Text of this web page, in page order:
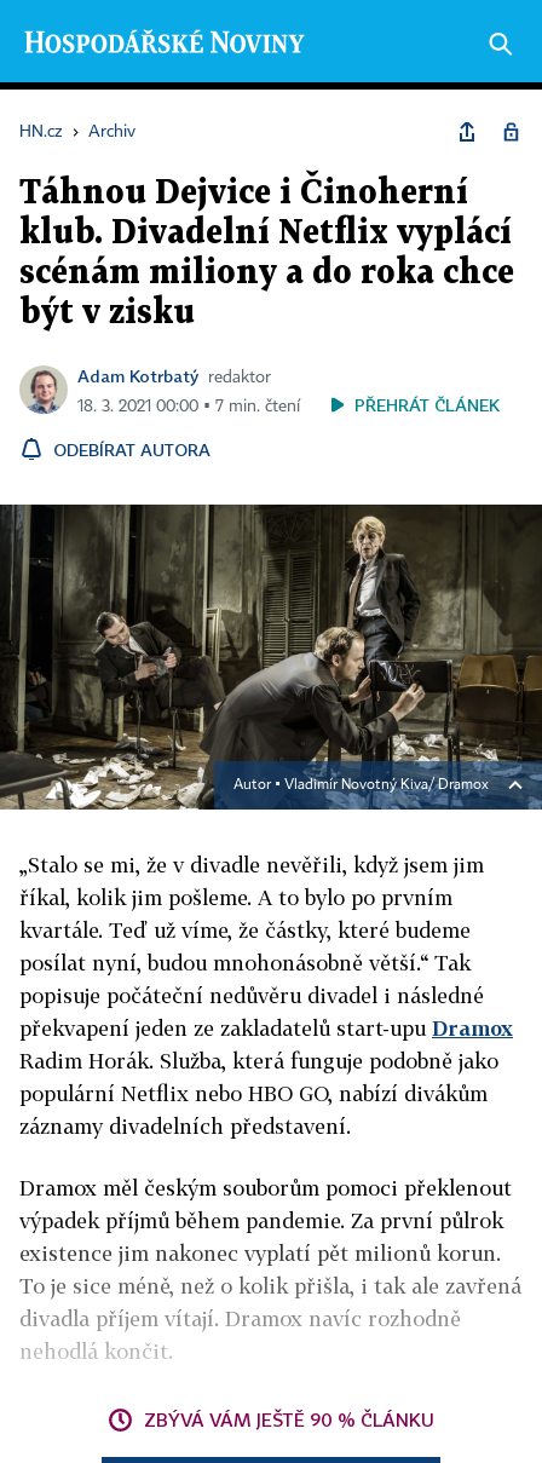
HN.cz › Archiv
Táhnou Dejvice i Činoherní
klub. Divadelní Netflix vyplácí
scénám miliony a do roka chce
být v zisku
Adam Kotrbatý
redaktor
18. 3. 2021 00:00 ▪ 7 min. čtení
PŘEHRÁT ČLÁNEK
ODEBÍRAT AUTORA
Autor ▪ Vladimír Novotný Kiva/ Dramox
„Stalo se mi, že v divadle nevěřili, když jsem jim
říkal, kolik jim pošleme. A to bylo po prvním
kvartále. Teď už víme, že částky, které budeme
posílat nyní, budou mnohonásobně větší.“ Tak
popisuje počáteční nedůvěru divadel i následné
překvapení jeden ze zakladatelů start-upu Dramox
Radim Horák. Služba, která funguje podobně jako
populární Netflix nebo HBO GO, nabízí divákům
záznamy divadelních představení.
Dramox měl českým souborům pomoci překlenout
výpadek příjmů během pandemie. Za první půlrok
existence jim nakonec vyplatí pět milionů korun.
To je sice méně, než o kolik přišla, i tak ale zavřená
divadla příjem vítají. Dramox navíc rozhodně
nehodlá končit.
ZBÝVÁ VÁM JEŠTĚ 90 % ČLÁNKU